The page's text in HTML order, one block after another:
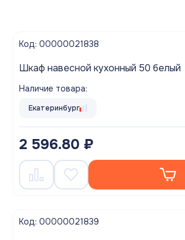
Код: 00000021838
Шкаф навесной кухонный 50 белый
Наличие товара:
Екатеринбург
2 596.80 ₽
Код: 00000021839